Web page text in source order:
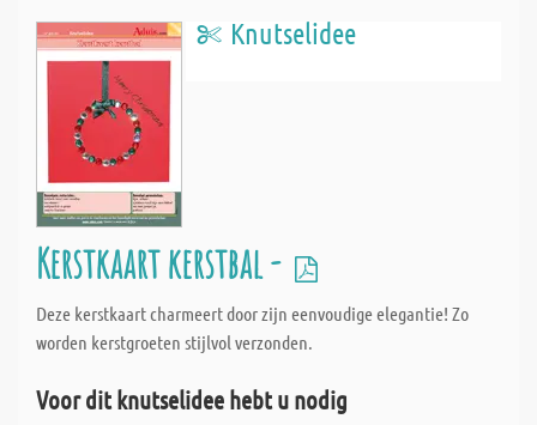
Knutselidee
Kerstkaart kerstbal -
Deze kerstkaart charmeert door zijn eenvoudige elegantie! Zo
worden kerstgroeten stijlvol verzonden.
Voor dit knutselidee hebt u nodig